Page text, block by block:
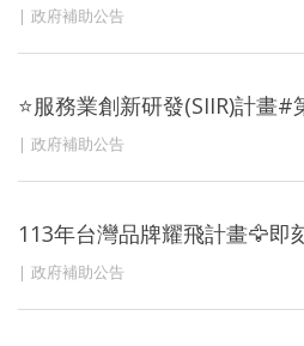
政府補助公告
⭐️服務業創新研發(SIIR)計畫#
政府補助公告
113年台灣品牌耀飛計畫🦅即
政府補助公告